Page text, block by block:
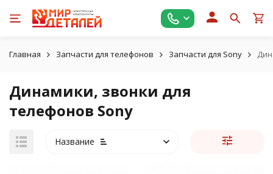
Главная Запчасти для телефонов Запчасти для Sony
Динамики, звонки для
телефонов Sony
Название